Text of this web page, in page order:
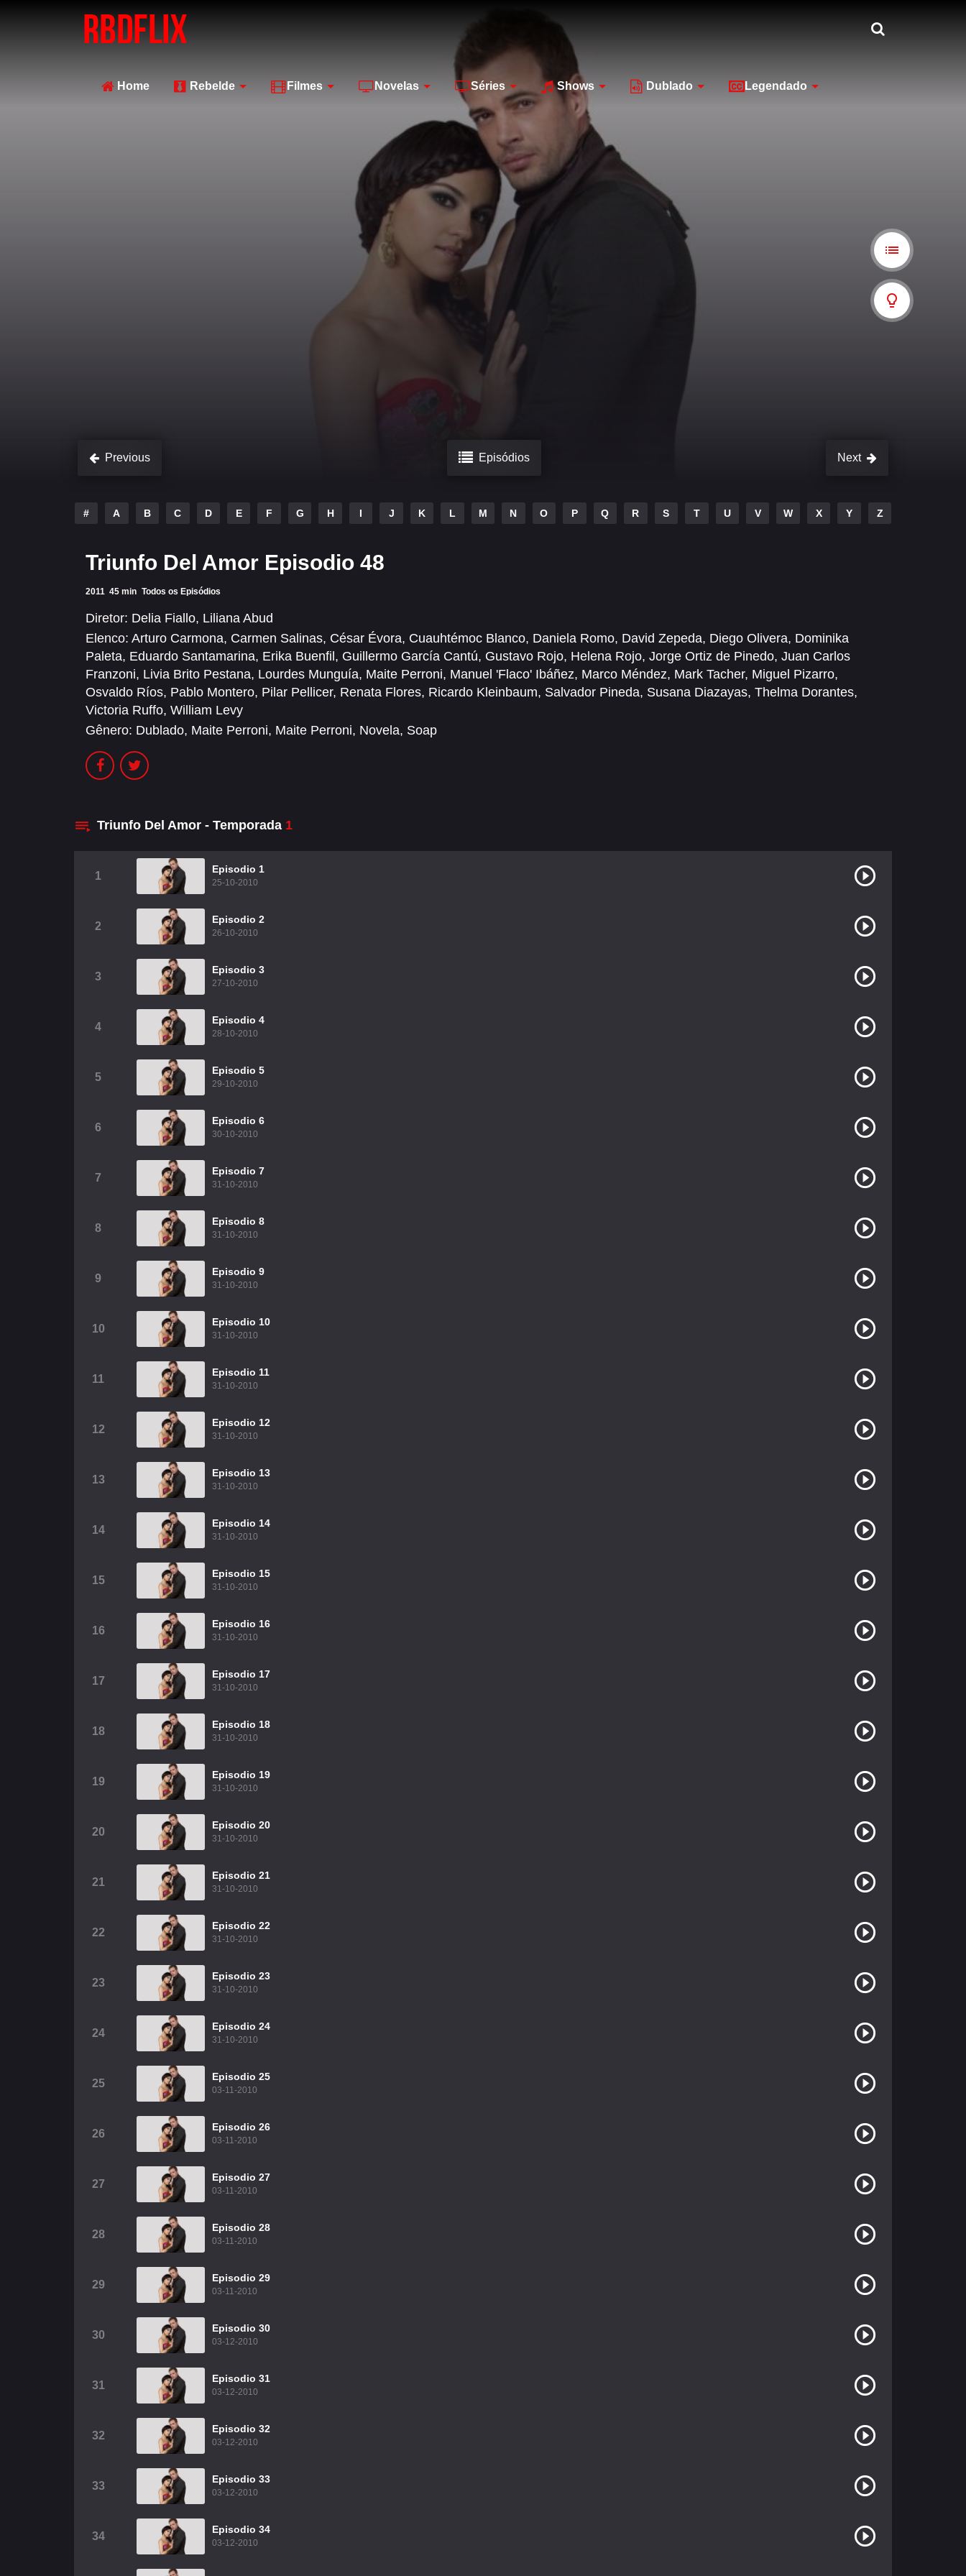
Home Rebelde Filmes Novelas Séries Shows Dublado Legendado
Previous Episódios Next
# A B C D E F G H I J K L M N O P Q R S T U V W X Y Z
Triunfo Del Amor Episodio 48
2011 45 min Todos os Episódios
Diretor: Delia Fiallo, Liliana Abud
Elenco: Arturo Carmona, Carmen Salinas, César Évora, Cuauhtémoc Blanco, Daniela Romo, David Zepeda, Diego Olivera, Dominika
Paleta, Eduardo Santamarina, Erika Buenfil , Guillermo García Cantú, Gustavo Rojo, Helena Rojo, Jorge Ortiz de Pinedo, Juan Carlos
Franzoni, Livia Brito Pestana, Lourdes Munguía, Maite Perroni, Manuel 'Flaco' Ibáñez, Marco Méndez, Mark Tacher, Miguel Pizarro,
Osvaldo Ríos, Pablo Montero, Pilar Pellicer, Renata Flores, Ricardo Kleinbaum, Salvador Pineda, Susana Diazayas, Thelma Dorantes,
Victoria Ruffo, William Levy
Gênero: Dublado, Maite Perroni, Maite Perroni, Novela, Soap
Triunfo Del Amor - Temporada 1
1
Episodio 1
25-10-2010
2
Episodio 2
26-10-2010
3
Episodio 3
27-10-2010
4
Episodio 4
28-10-2010
5
Episodio 5
29-10-2010
6
Episodio 6
30-10-2010
7
Episodio 7
31-10-2010
8
Episodio 8
31-10-2010
9
Episodio 9
31-10-2010
10
Episodio 10
31-10-2010
11
Episodio 11
31-10-2010
12
Episodio 12
31-10-2010
13
Episodio 13
31-10-2010
14
Episodio 14
31-10-2010
15
Episodio 15
31-10-2010
16
Episodio 16
31-10-2010
17
Episodio 17
31-10-2010
18
Episodio 18
31-10-2010
19
Episodio 19
31-10-2010
20
Episodio 20
31-10-2010
21
Episodio 21
31-10-2010
22
Episodio 22
31-10-2010
23
Episodio 23
31-10-2010
24
Episodio 24
31-10-2010
25
Episodio 25
03-11-2010
26
Episodio 26
03-11-2010
27
Episodio 27
03-11-2010
28
Episodio 28
03-11-2010
29
Episodio 29
03-11-2010
30
Episodio 30
03-12-2010
31
Episodio 31
03-12-2010
32
Episodio 32
03-12-2010
33
Episodio 33
03-12-2010
34
Episodio 34
03-12-2010